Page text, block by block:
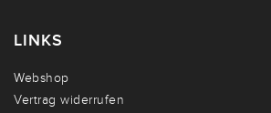
LINKS
Webshop
Vertrag widerrufen